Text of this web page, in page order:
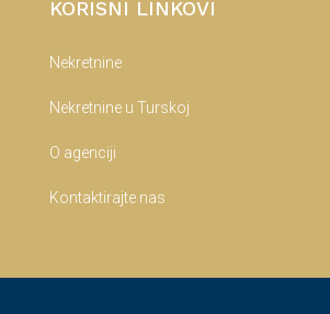
KORISNI LINKOVI
Nekretnine
Nekretnine u Turskoj
O agenciji
Kontaktirajte nas